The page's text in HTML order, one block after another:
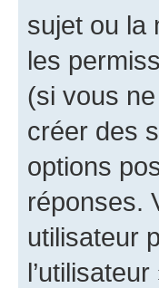
sujet ou la
les
(si vous
créer des
options
réponses.
utilisateur